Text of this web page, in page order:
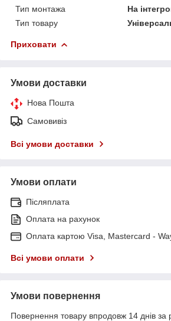
Тип монтажа
На
Тип товару
Приховати
Умови доставки
Нова Пошта
Самовивіз
Всі умови доставки
Умови оплати
Післяплата
Оплата на рахунок
Оплата картою Visa, Mastercard -
Всі умови оплати
Умови повернення
Повернення товару впродовж 14 днів за